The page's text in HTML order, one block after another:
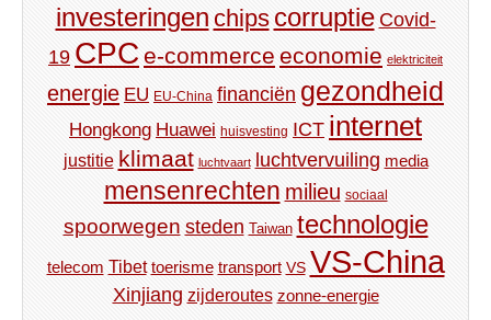
investeringen chips corruptie Covid-
19 CPC e-commerce economie elektriciteit
energie EU EU-China financiën gezondheid
Hongkong Huawei huisvesting ICT internet
justitie klimaat luchtvaart luchtvervuiling media
mensenrechten milieu sociaal
spoorwegen steden Taiwan technologie
telecom Tibet toerisme transport VS VS-China
Xinjiang zijderoutes zonne-energie